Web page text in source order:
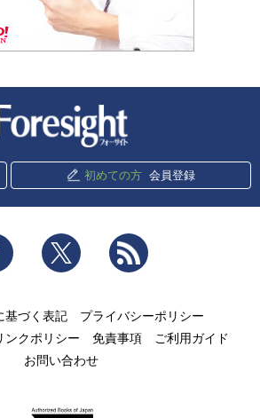
初めての方 会員登録
Facebook Twitter
基づく表記
プライバシーポリシー
ンクポリシー 免責事項
ご利用ガイド
お問い合わせ